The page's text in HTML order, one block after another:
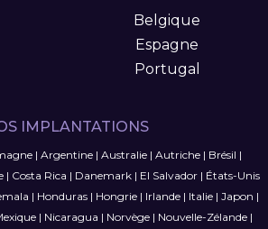
Belgique
Espagne
Portugal
IMPLANTATIONS
| Argentine| Australie| Autriche| Brésil |
| Costa Rica | Danemark| El Salvador| États-Unis
| Honduras| Hongrie| Irlande| Italie| Japon |
| Nicaragua | Norvège| Nouvelle-Zélande|